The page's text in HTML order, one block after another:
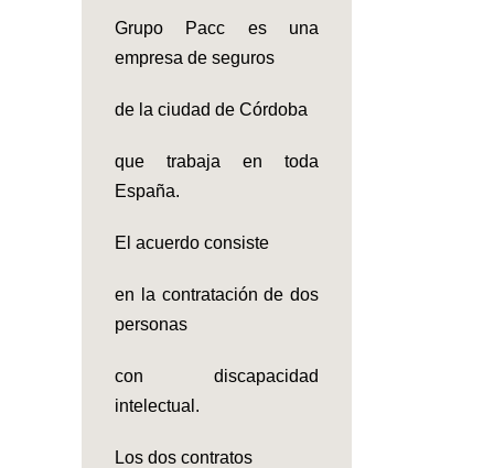
Grupo Pacc es una
empresa de seguros
de la ciudad de Córdoba
que trabaja en toda
España.
El acuerdo consiste
en la contratación de dos
personas
con discapacidad
intelectual.
Los dos contratos